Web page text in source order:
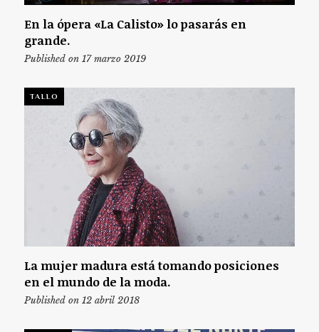
En la ópera «La Calisto» lo pasarás en
grande.
Published on 17 marzo 2019
TALLO
La mujer madura está tomando posiciones
en el mundo de la moda.
Published on 12 abril 2018